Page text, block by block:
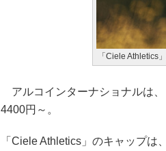
「Ciele Athletics
アルコインターナショナルは
4400円～。
「Ciele Athletics」のキャップ